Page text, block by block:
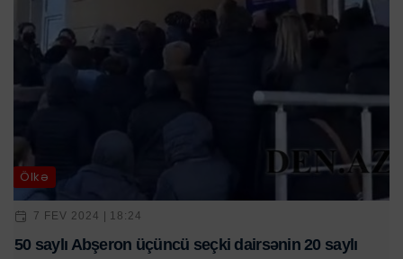
Ölkə
7 FEV 2024 | 18:24
50 saylı Abşeron üçüncü seçki dairsənin 20 saylı